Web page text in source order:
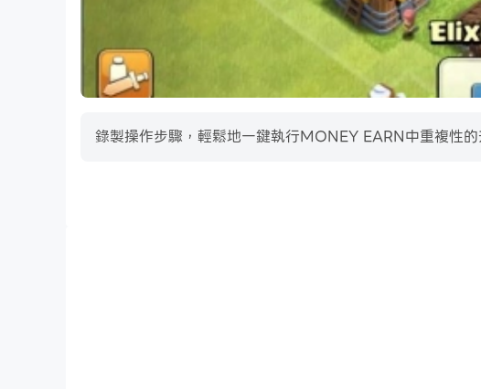
錄製操作步驟，輕鬆地一鍵執行MONEY EARN中重複性